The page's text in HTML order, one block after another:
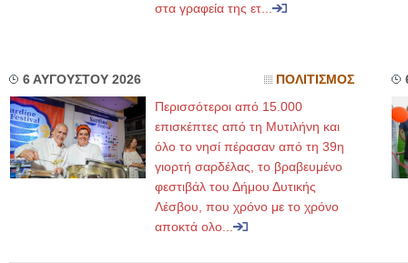
στα γραφεία της ετ...
6 ΑΥΓΟΥΣΤΟΥ 2026 ΠΟΛΙΤΙΣΜΟΣ
Περισσότεροι από 15.000
επισκέπτες από τη Μυτιλήνη και
όλο το νησί πέρασαν από τη 39η
γιορτή σαρδέλας, το βραβευμένο
φεστιβάλ του Δήμου Δυτικής
Λέσβου, που χρόνο με το χρόνο
αποκτά ολο...